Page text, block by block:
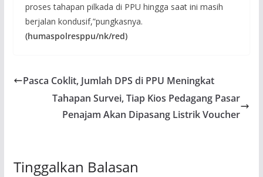
proses tahapan pilkada di PPU hingga saat ini masih
berjalan kondusif,”pungkasnya.
(humaspolresppu/nk/red)
Pasca Coklit, Jumlah DPS di PPU Meningkat
Tahapan Survei, Tiap Kios Pedagang Pasar
Penajam Akan Dipasang Listrik Voucher
Tinggalkan Balasan